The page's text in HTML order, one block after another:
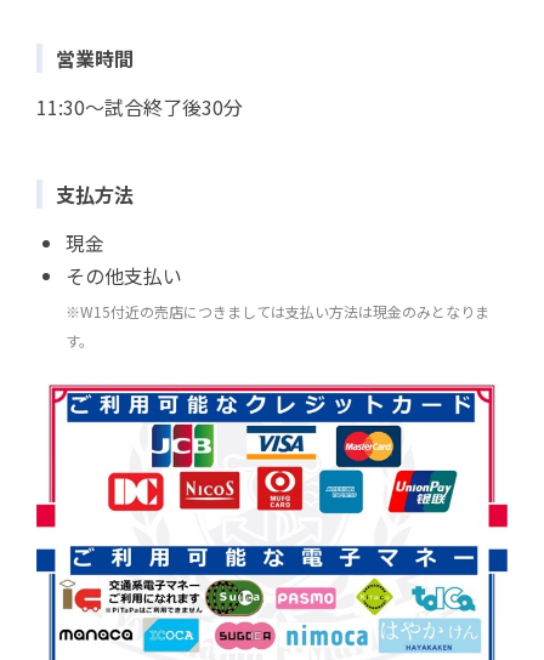
営業時間
11:30～試合終了後30分
支払方法
現金
その他支払い
※W15付近の売店につきましては支払い方法は現金のみとなりま
す。